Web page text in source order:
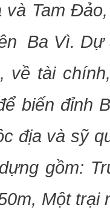
và Tam
Ba Vì. Dự
về tài
biến đỉnh
địa và sỹ
gồm:
Một trại